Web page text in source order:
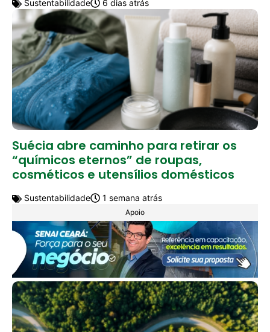
Sustentabilidade 6 dias atrás
Suécia abre caminho para retirar os
“químicos eternos” de roupas,
cosméticos e utensílios domésticos
Sustentabilidade 1 semana atrás
Apoio